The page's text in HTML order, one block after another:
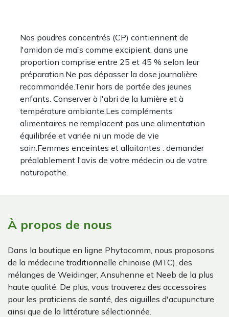
Nos poudres concentrés (CP) contiennent de
l'amidon de maïs comme excipient, dans une
proportion comprise entre 25 et 45 % selon leur
préparation.Ne pas dépasser la dose journalière
recommandée.Tenir hors de portée des jeunes
enfants. Conserver à l'abri de la lumière et à
température ambiante.Les compléments
alimentaires ne remplacent pas une alimentation
équilibrée et variée ni un mode de vie
sain.Femmes enceintes et allaitantes : demander
préalablement l'avis de votre médecin ou de votre
naturopathe.
À propos de nous
Dans la boutique en ligne Phytocomm, nous proposons
de la médecine traditionnelle chinoise (MTC), des
mélanges de Weidinger, Ansuhenne et Neeb de la plus
haute qualité. De plus, vous trouverez des accessoires
pour les praticiens de santé, des aiguilles d'acupuncture
ainsi que de la littérature sélectionnée.